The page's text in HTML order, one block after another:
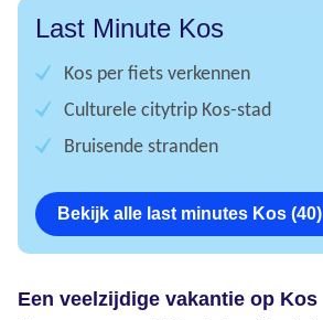
Last Minute Kos
Kos per fiets verkennen
Culturele citytrip Kos-stad
Bruisende stranden
Bekijk alle last minutes Kos (40)
Een veelzijdige vakantie op Kos